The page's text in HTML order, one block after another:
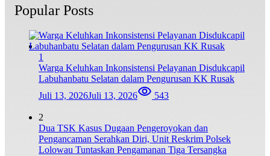
Popular Posts
1
Warga Keluhkan Inkonsistensi Pelayanan Disdukcapil
Labuhanbatu Selatan dalam Pengurusan KK Rusak
Juli 13, 2026Juli 13, 2026 543
2
Dua TSK Kasus Dugaan Pengeroyokan dan
Pengancaman Serahkan Diri, Unit Reskrim Polsek
Lolowau Tuntaskan Pengamanan Tiga Tersangka